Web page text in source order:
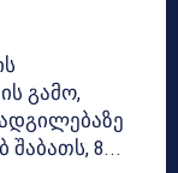
გამო,
შაბათს, 8...